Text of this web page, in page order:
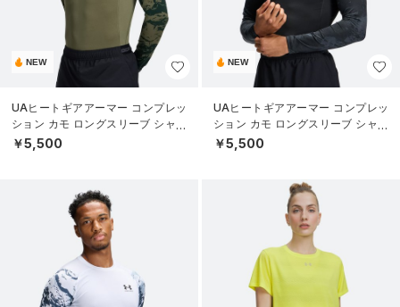
NEW
UAヒートギアアーマー コンプレッ
ション カモ ロングスリーブ シャツ
（トレーニング/MEN）
￥5,500
NEW
UAヒートギアアーマー コンプレッ
ション カモ ロングスリーブ シャツ
（トレーニング/MEN）
￥5,500